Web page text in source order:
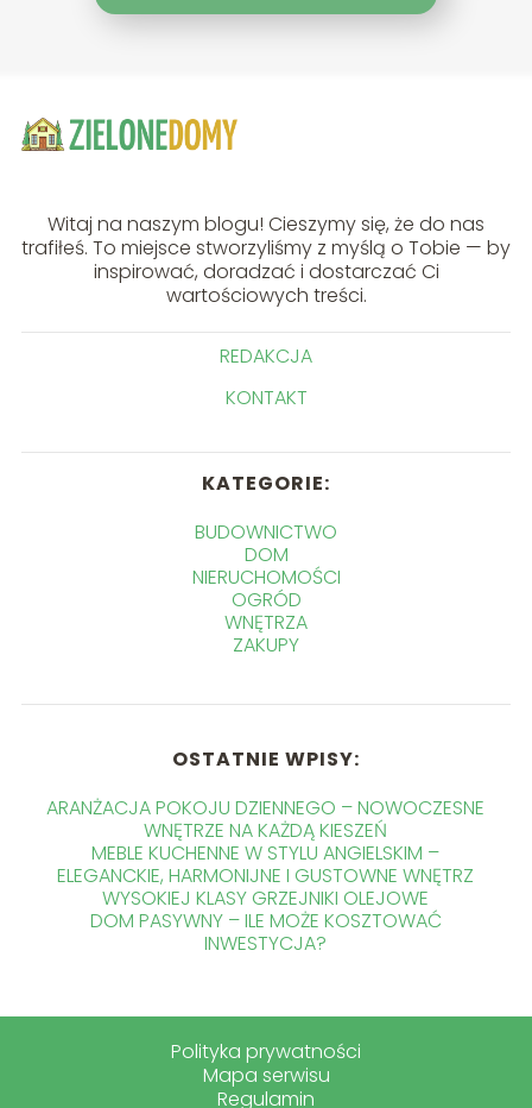
Witaj na naszym blogu! Cieszymy się, że do nas
trafiłeś. To miejsce stworzyliśmy z myślą o Tobie — by
inspirować, doradzać i dostarczać Ci
wartościowych treści.
REDAKCJA
KONTAKT
KATEGORIE:
BUDOWNICTWO
DOM
NIERUCHOMOŚCI
OGRÓD
WNĘTRZA
ZAKUPY
OSTATNIE WPISY:
ARANŻACJA POKOJU DZIENNEGO – NOWOCZESNE
WNĘTRZE NA KAŻDĄ KIESZEŃ
MEBLE KUCHENNE W STYLU ANGIELSKIM –
ELEGANCKIE, HARMONIJNE I GUSTOWNE WNĘTRZ
WYSOKIEJ KLASY GRZEJNIKI OLEJOWE
DOM PASYWNY – ILE MOŻE KOSZTOWAĆ
INWESTYCJA?
Polityka prywatności
Mapa serwisu
Regulamin